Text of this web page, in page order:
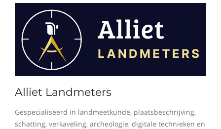
Alliet Landmeters
Gespecialiseerd in landmeetkunde, plaatsbeschrijving,
schatting, verkaveling, archeologie, digitale technieken en